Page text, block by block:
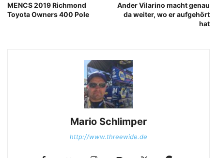
MENCS 2019 Richmond
Toyota Owners 400 Pole
Ander Vilarino macht genau
da weiter, wo er aufgehört
hat
Mario Schlimper
http://www.threewide.de